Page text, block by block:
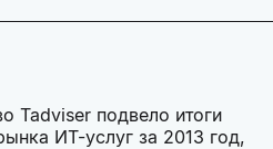
Tadviser подвело итоги
ИТ-услуг за 2013 год,